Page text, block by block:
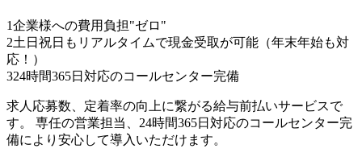
1企業様への費用負担"ゼロ"
2土日祝日もリアルタイムで現金受取が可能（年末年始も対
応！）
324時間365日対応のコールセンター完備
求人応募数、定着率の向上に繋がる給与前払いサービスで
す。 専任の営業担当、24時間365日対応のコールセンター完
備により安心して導入いただけます。